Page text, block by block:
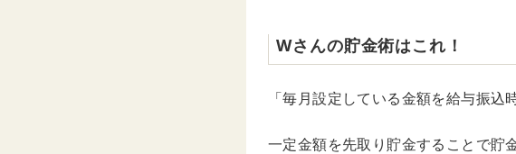
Wさんの貯金術はこれ！
「毎月設定している金額を給与振込
一定金額を先取り貯金することで貯